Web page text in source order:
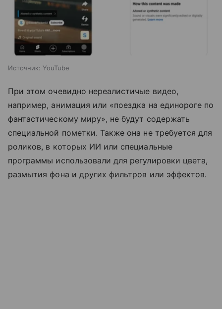
Источник: YouTube
При этом очевидно нереалистичые видео,
например, анимация или «поездка на единороге по
фантастическому миру», не будут содержать
специальной пометки. Также она не требуется для
роликов, в которых ИИ или специальные
программы использовали для регулировки цвета,
размытия фона и других фильтров или эффектов.